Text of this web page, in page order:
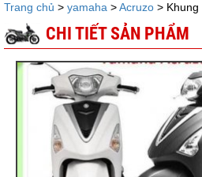
Trang chủ > yamaha >Acruzo > Khung
CHI TIẾT SẢN PHẨM